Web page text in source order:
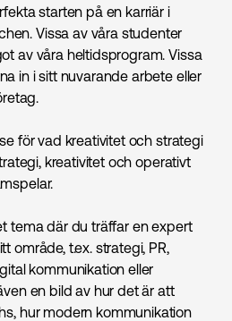
starten på en karriär i
Vissa av våra studenter
av våra heltidsprogram. Vissa
in i sitt nuvarande arbete eller
för vad kreativitet och strategi
kreativitet och operativt
tema där du träffar en expert
område, t.ex. strategi, PR,
kommunikation eller
en bild av hur det är att
hur modern kommunikation